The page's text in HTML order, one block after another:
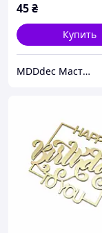
45₴
Купить
MDDdec Мастерская Дизайна и Декора.